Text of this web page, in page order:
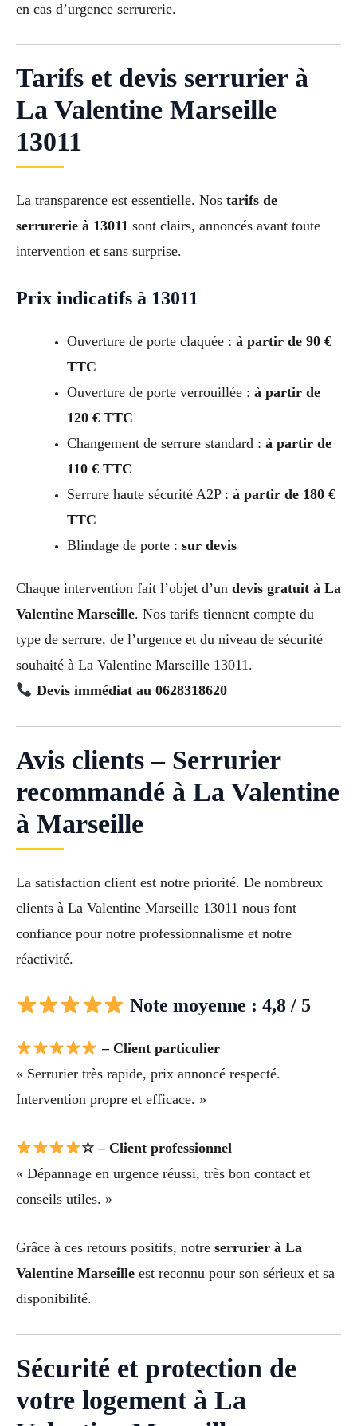
en cas d’urgence serrurerie.
Tarifs et devis serrurier à
La Valentine Marseille
13011
La transparence est essentielle. Nos tarifs de
serrurerie à 13011 sont clairs, annoncés avant toute
intervention et sans surprise.
Prix indicatifs à 13011
Ouverture de porte claquée : à partir de 90 €
TTC
Ouverture de porte verrouillée : à partir de
120 € TTC
Changement de serrure standard : à partir de
110 € TTC
Serrure haute sécurité A2P : à partir de 180 €
TTC
Blindage de porte : sur devis
Chaque intervention fait l’objet d’un devis gratuit à La
Valentine Marseille. Nos tarifs tiennent compte du
type de serrure, de l’urgence et du niveau de sécurité
souhaité à La Valentine Marseille 13011.
Devis immédiat au 0628318620
Avis clients – Serrurier
recommandé à La Valentine
à Marseille
La satisfaction client est notre priorité. De nombreux
clients à La Valentine Marseille 13011 nous font
confiance pour notre professionnalisme et notre
réactivité.
Note moyenne : 4,8 / 5
– Client particulier
« Serrurier très rapide, prix annoncé respecté.
Intervention propre et efficace. »
☆ – Client professionnel
« Dépannage en urgence réussi, très bon contact et
conseils utiles. »
Grâce à ces retours positifs, notre serrurier à La
Valentine Marseille est reconnu pour son sérieux et sa
disponibilité.
Sécurité et protection de
votre logement à La